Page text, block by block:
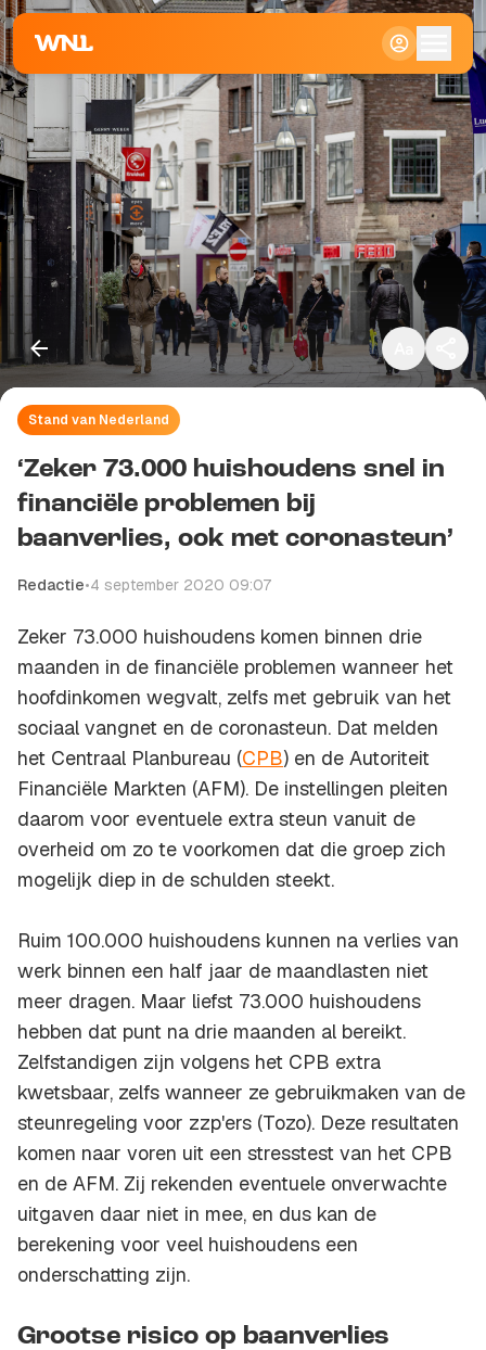
Klein
Standaard
Groot
Stand van Nederland
‘Zeker 73.000 huishoudens snel in
financiële problemen bij
baanverlies, ook met coronasteun’
Redactie•4 september 2020 09:07
Zeker 73.000 huishoudens komen binnen drie
maanden in de financiële problemen wanneer het
hoofdinkomen wegvalt, zelfs met gebruik van het
sociaal vangnet en de coronasteun. Dat melden
het Centraal Planbureau (CPB) en de Autoriteit
Financiële Markten (AFM). De instellingen pleiten
daarom voor eventuele extra steun vanuit de
overheid om zo te voorkomen dat die groep zich
mogelijk diep in de schulden steekt.
Ruim 100.000 huishoudens kunnen na verlies van
werk binnen een half jaar de maandlasten niet
meer dragen. Maar liefst 73.000 huishoudens
hebben dat punt na drie maanden al bereikt.
Zelfstandigen zijn volgens het CPB extra
kwetsbaar, zelfs wanneer ze gebruikmaken van de
steunregeling voor zzp'ers (Tozo). Deze resultaten
komen naar voren uit een stresstest van het CPB
en de AFM. Zij rekenden eventuele onverwachte
uitgaven daar niet in mee, en dus kan de
berekening voor veel huishoudens een
onderschatting zijn.
Grootse risico op baanverlies